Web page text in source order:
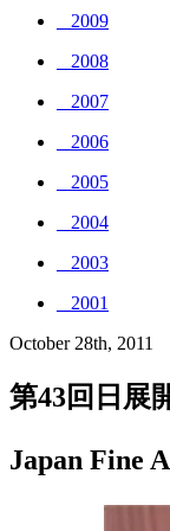
_ 2009
_ 2008
_ 2007
_ 2006
_ 2005
_ 2004
_ 2003
_ 2001
October 28th, 2011
第43回日展
Japan Fine